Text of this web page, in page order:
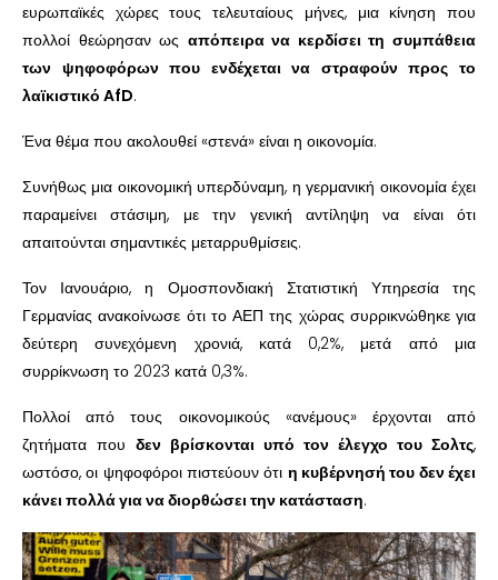
ευρωπαϊκές χώρες τους τελευταίους μήνες, μια κίνηση που
πολλοί θεώρησαν ως απόπειρα να κερδίσει τη συμπάθεια
των ψηφοφόρων που ενδέχεται να στραφούν προς το
λαϊκιστικό AfD.
Ένα θέμα που ακολουθεί «στενά» είναι η οικονομία.
Συνήθως μια οικονομική υπερδύναμη, η γερμανική οικονομία έχει
παραμείνει στάσιμη, με την γενική αντίληψη να είναι ότι
απαιτούνται σημαντικές μεταρρυθμίσεις.
Τον Ιανουάριο, η Ομοσπονδιακή Στατιστική Υπηρεσία της
Γερμανίας ανακοίνωσε ότι το ΑΕΠ της χώρας συρρικνώθηκε για
δεύτερη συνεχόμενη χρονιά, κατά 0,2%, μετά από μια
συρρίκνωση το 2023 κατά 0,3%.
Πολλοί από τους οικονομικούς «ανέμους» έρχονται από
ζητήματα που δεν βρίσκονται υπό τον έλεγχο του Σολτς,
ωστόσο, οι ψηφοφόροι πιστεύουν ότι η κυβέρνησή του δεν έχει
κάνει πολλά για να διορθώσει την κατάσταση.